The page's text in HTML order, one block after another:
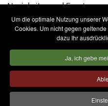
Um die optimale Nutzung unserer
Cookies. Um nicht gegen
dazu Ihr
Ja, ich gebe
Neuigkeiten und Events
Karriere
Rechtliche Hinweise
Cookie-Richtlinie